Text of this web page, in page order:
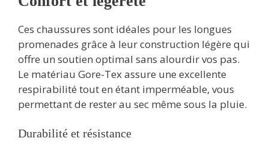
Ces chaussures sont idéales pour les longues
promenades grâce à leur construction légère qui
offre un soutien optimal sans alourdir vos pas.
Le matériau Gore-Tex assure une excellente
respirabilité tout en étant imperméable, vous
permettant de rester au sec même sous la pluie.
Durabilité et résistance